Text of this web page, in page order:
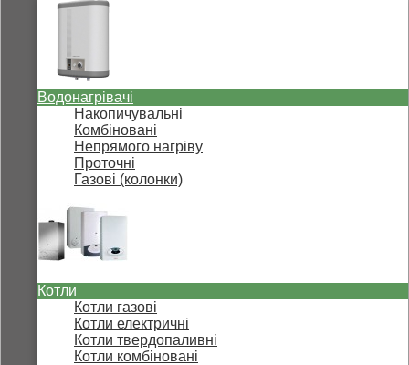
Водонагрівачі
Накопичувальні
Комбіновані
Непрямого нагріву
Проточні
Газові (колонки)
Котли
Котли газові
Котли електричні
Котли твердопаливні
Котли комбіновані